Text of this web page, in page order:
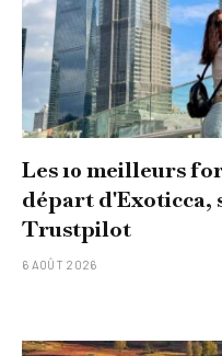
Les 10 meilleurs
départ d'Exoticca,
Trustpilot
6 AOÛT 2026